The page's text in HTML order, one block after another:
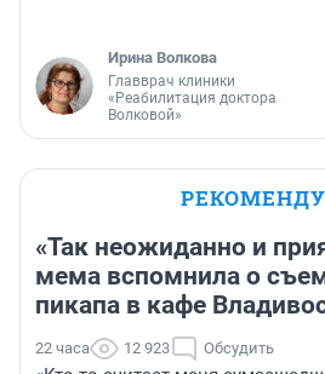
Ирина Волкова
Главврач клиники
«Реабилитация доктора
Волковой»
«Так неожиданно и
мема вспомнила о
пикапа в кафе
22 часа 12 923 Обсудить